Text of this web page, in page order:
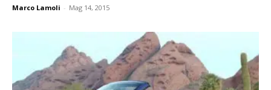
Marco Lamoli - Mag 14, 2015